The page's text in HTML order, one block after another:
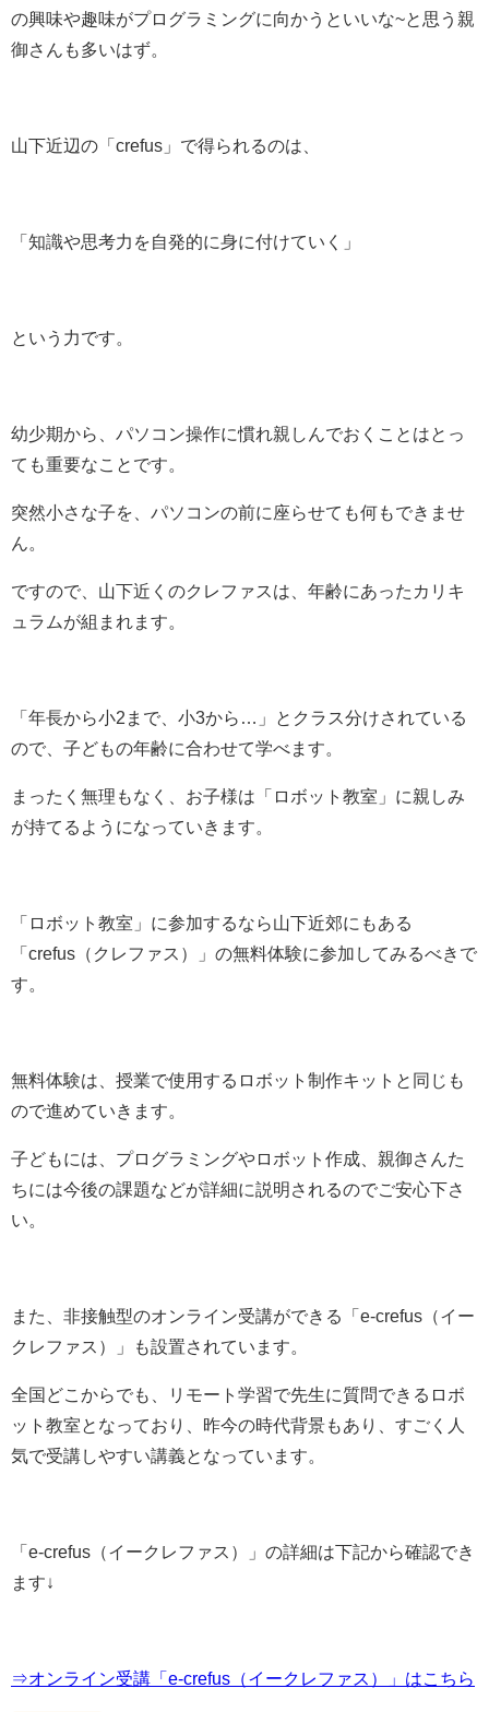
の興味や趣味がプログラミングに向かうといいな~と思う親
御さんも多いはず。
山下近辺の「crefus」で得られるのは、
「知識や思考力を自発的に身に付けていく」
という力です。
幼少期から、パソコン操作に慣れ親しんでおくことはとっ
ても重要なことです。
突然小さな子を、パソコンの前に座らせても何もできませ
ん。
ですので、山下近くのクレファスは、年齢にあったカリキ
ュラムが組まれます。
「年長から小2まで、小3から…」とクラス分けされている
ので、子どもの年齢に合わせて学べます。
まったく無理もなく、お子様は「ロボット教室」に親しみ
が持てるようになっていきます。
「ロボット教室」に参加するなら山下近郊にもある
「crefus（クレファス）」の無料体験に参加してみるべきで
す。
無料体験は、授業で使用するロボット制作キットと同じも
ので進めていきます。
子どもには、プログラミングやロボット作成、親御さんた
ちには今後の課題などが詳細に説明されるのでご安心下さ
い。
また、非接触型のオンライン受講ができる 「 e-crefus（イー
クレファス）
」も設置されています。
全国どこからでも、リモート学習で先生に質問できるロボ
ット教室となっており、昨今の時代背景もあり、すごく人
気で受講しやすい講義となっています。
「 e-crefus（イークレファス）
」の詳細は下記から確認でき
ます↓
⇒オンライン受講「e-crefus（イークレファス）」はこちら